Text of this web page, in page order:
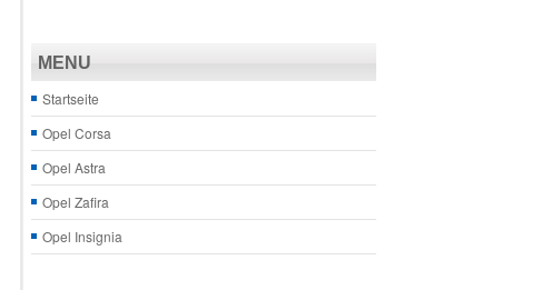
MENU
Startseite
Opel Corsa
Opel Astra
Opel Zafira
Opel Insignia